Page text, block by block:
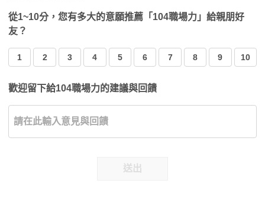
從1~10分，您有多大的意願推薦「104職場力」給親朋好
友？
1 2 3 4 5 6 7 8 9 10
歡迎留下給104職場力的建議與回饋
送出